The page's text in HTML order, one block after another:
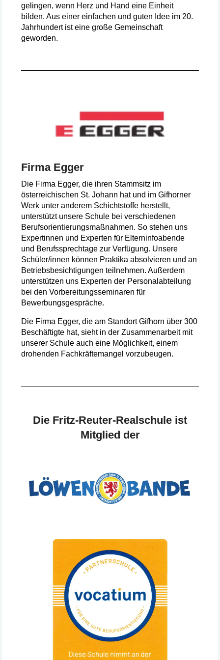
gelingen, wenn Herz und Hand eine Einheit
bilden. Aus einer einfachen und guten Idee im 20.
Jahrhundert ist eine große Gemeinschaft
geworden.
Firma Egger
Die Firma Egger, die ihren Stammsitz im
österreichischen St. Johann hat und im Gifhorner
Werk unter anderem Schichtstoffe herstellt,
unterstützt unsere Schule bei verschiedenen
Berufsorientierungsmaßnahmen. So stehen uns
Expertinnen und Experten für Elterninfoabende
und Berufssprechtage zur Verfügung. Unsere
Schüler/innen können Praktika absolvieren und an
Betriebsbesichtigungen teilnehmen. Außerdem
unterstützen uns Experten der Personalabteilung
bei den Vorbereitungsseminaren für
Bewerbungsgespräche.
Die Firma Egger, die am Standort Gifhorn über 300
Beschäftigte hat, sieht in der Zusammenarbeit mit
unserer Schule auch eine Möglichkeit, einem
drohenden Fachkräftemangel vorzubeugen.
Die Fritz-Reuter-Realschule ist
Mitglied der